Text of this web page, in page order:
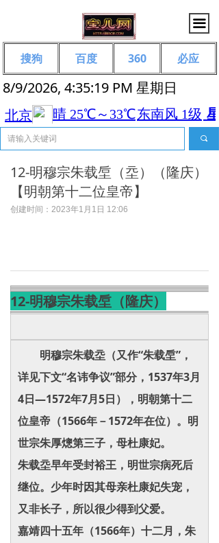
끀
8/9/2026, 4:35:19 PM 星期日
끠
搜狗 百度 360 必应
12-明穆宗朱载垕（坖）（隆庆）
【明朝第十二位皇帝】
创建时间： 2023年1月1日 12:06
12-明穆宗朱载垕（隆庆）
明穆宗朱载坖（又作“朱载垕”，
详见下文“名讳争议”部分，1537年3月
4日—1572年7月5日），明朝第十二
位皇帝（1566年－1572年在位）。明
世宗朱厚熜第三子，母杜康妃。
朱载坖早年受封裕王，明世宗病死后
继位。少年时因其母亲杜康妃失宠，
又非长子，所以很少得到父爱。
嘉靖四十五年（1566年）十二月，朱